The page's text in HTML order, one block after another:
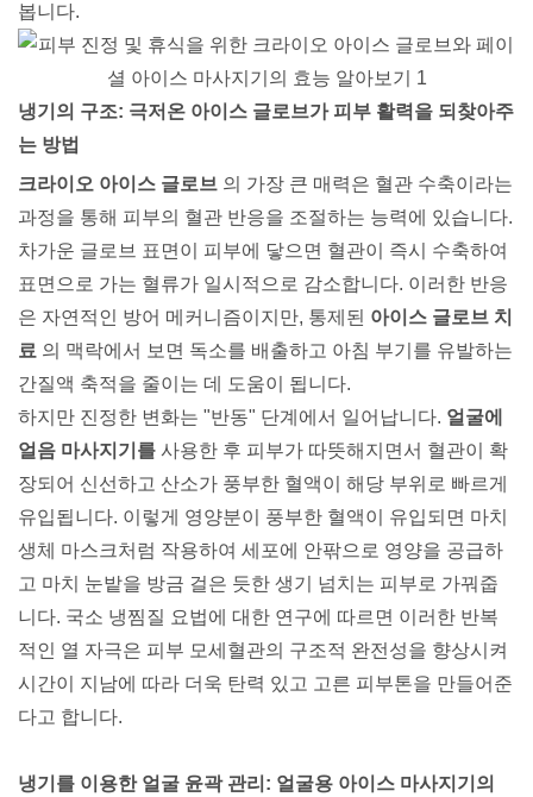
봅니다.
냉기의 구조: 극저온 아이스 글로브가 피부 활력을 되찾아주
는 방법
크라이오 아이스 글로브 의 가장 큰 매력은 혈관 수축이라는
과정을 통해 피부의 혈관 반응을 조절하는 능력에 있습니다.
차가운 글로브 표면이 피부에 닿으면 혈관이 즉시 수축하여
표면으로 가는 혈류가 일시적으로 감소합니다. 이러한 반응
은 자연적인 방어 메커니즘이지만, 통제된 아이스 글로브 치
료 의 맥락에서 보면 독소를 배출하고 아침 부기를 유발하는
간질액 축적을 줄이는 데 도움이 됩니다.
하지만 진정한 변화는 "반동" 단계에서 일어납니다. 얼굴에
얼음 마사지기를 사용한 후 피부가 따뜻해지면서 혈관이 확
장되어 신선하고 산소가 풍부한 혈액이 해당 부위로 빠르게
유입됩니다. 이렇게 영양분이 풍부한 혈액이 유입되면 마치
생체 마스크처럼 작용하여 세포에 안팎으로 영양을 공급하
고 마치 눈밭을 방금 걸은 듯한 생기 넘치는 피부로 가꿔줍
니다. 국소 냉찜질 요법에 대한 연구에 따르면 이러한 반복
적인 열 자극은 피부 모세혈관의 구조적 완전성을 향상시켜
시간이 지남에 따라 더욱 탄력 있고 고른 피부톤을 만들어준
다고 합니다.
냉기를 이용한 얼굴 윤곽 관리: 얼굴용 아이스 마사지기의